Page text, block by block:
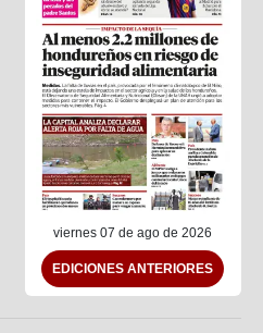
viernes 07 de ago de 2026
EDICIONES ANTERIORES